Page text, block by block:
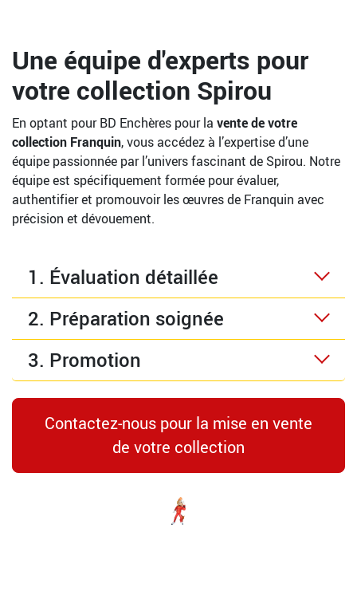
Une équipe d'experts pour
votre collection Spirou
En optant pour BD Enchères pour la vente de votre
collection Franquin, vous accédez à l’expertise d’une
équipe passionnée par l’univers fascinant de Spirou. Notre
équipe est spécifiquement formée pour évaluer,
authentifier et promouvoir les œuvres de Franquin avec
précision et dévouement.
1. Évaluation détaillée
2. Préparation soignée
3. Promotion
Contactez-nous pour la mise en vente
de votre collection